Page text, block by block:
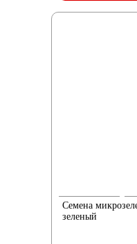
Семена
зеленый